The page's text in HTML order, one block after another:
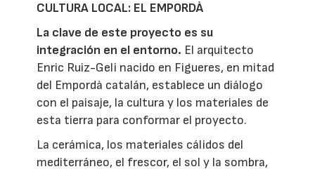
CULTURA LOCAL: EL EMPORDÀ
La clave de este proyecto es su
integración en el entorno. El arquitecto
Enric Ruiz-Geli nacido en Figueres, en mitad
del Empordà catalán, establece un diálogo
con el paisaje, la cultura y los materiales de
esta tierra para conformar el proyecto.
La cerámica, los materiales cálidos del
mediterráneo, el frescor, el sol y la sombra,